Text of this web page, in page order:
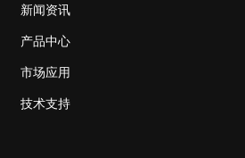
新闻资讯
产品中心
市场应用
技术支持